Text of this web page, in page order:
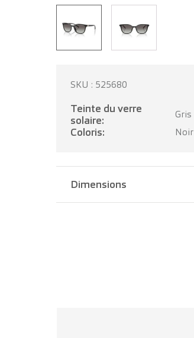
SKU : 525680
Teinte du verre
solaire:
Gris
Coloris: Noir
Dimensions